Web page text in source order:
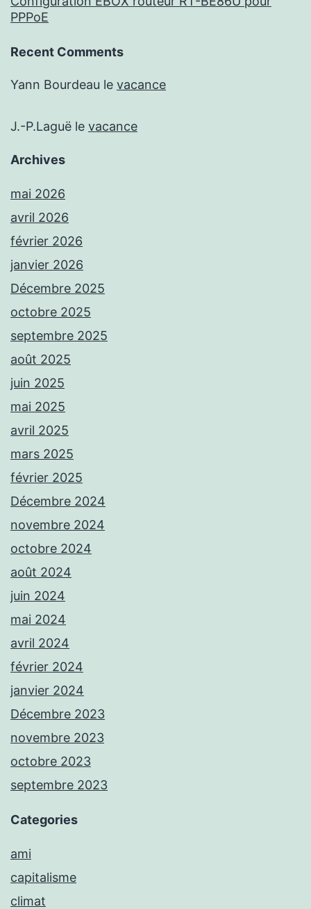
PPPoE
Recent Comments
Yann Bourdeau le vacance
J.-P.Laguë le vacance
Archives
mai 2026
avril 2026
février 2026
janvier 2026
Décembre 2025
octobre 2025
septembre 2025
août 2025
juin 2025
mai 2025
avril 2025
mars 2025
février 2025
Décembre 2024
novembre 2024
octobre 2024
août 2024
juin 2024
mai 2024
avril 2024
février 2024
janvier 2024
Décembre 2023
novembre 2023
octobre 2023
septembre 2023
Categories
ami
capitalisme
climat